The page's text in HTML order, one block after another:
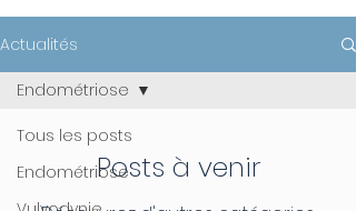
Actualités
Tous les posts
Endométriose
Endométriose
Posts à venir